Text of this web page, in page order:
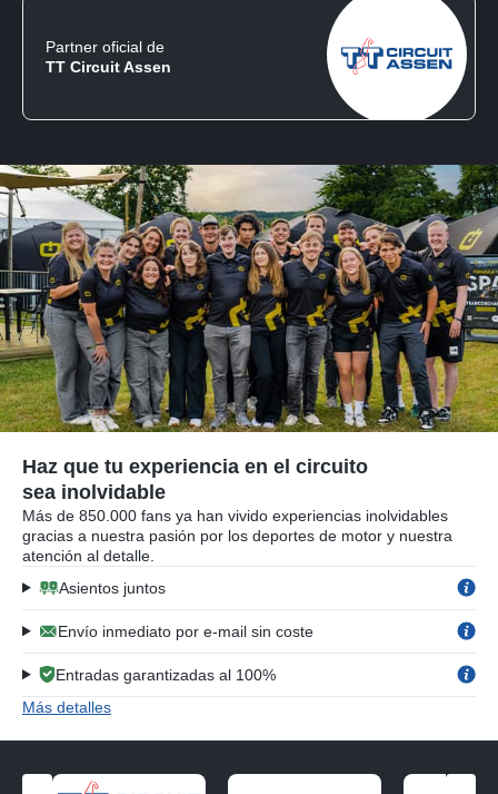
Partner oficial de
TT Circuit Assen
Haz que tu experiencia en el circuito
sea inolvidable
Más de 850.000 fans ya han vivido experiencias inolvidables
gracias a nuestra pasión por los deportes de motor y nuestra
atención al detalle.
Asientos juntos
Envío inmediato por e-mail sin coste
Entradas garantizadas al 100%
Más detalles